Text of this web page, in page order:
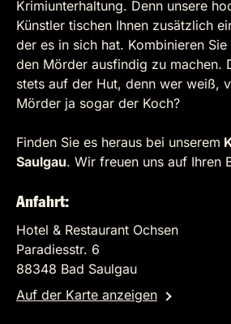
Krimiunterhaltung. Denn unsere
Künstler tischen Ihnen zusätzlich
der es in sich hat. Kombinieren
den Mörder ausfindig zu machen.
stets auf der Hut, denn wer weiß,
Mörder ja sogar der Koch?
Finden Sie es heraus bei unserem
Saulgau. Wir freuen uns auf Ihren
Anfahrt:
Hotel & Restaurant Ochsen
Paradiesstr. 6
88348 Bad Saulgau
Auf der Karte anzeigen